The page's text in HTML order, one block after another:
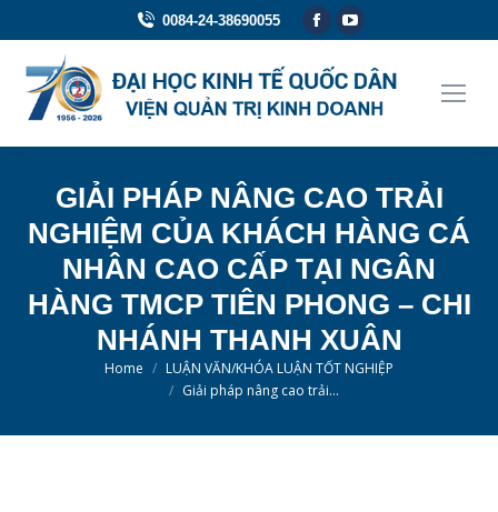
0084-24-38690055
Facebook
opens
in
YouTube
opens
in
GIẢI PHÁP NÂNG CAO TRẢI
NGHIỆM CỦA KHÁCH HÀNG CÁ
NHÂN CAO CẤP TẠI NGÂN
HÀNG TMCP TIÊN PHONG – CHI
NHÁNH THANH XUÂN
You are here:Home
LUẬN VĂN/KHÓA LUẬN TỐT NGHIỆP
Giải pháp nâng cao trải…